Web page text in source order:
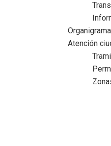
Organigrama
Atención